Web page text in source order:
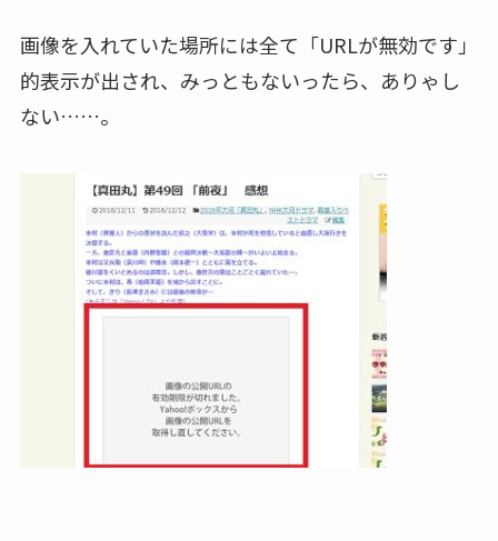
画像を入れていた場所には全て「URLが無効です」
的表示が出され、みっともないったら、ありゃし
ない……。